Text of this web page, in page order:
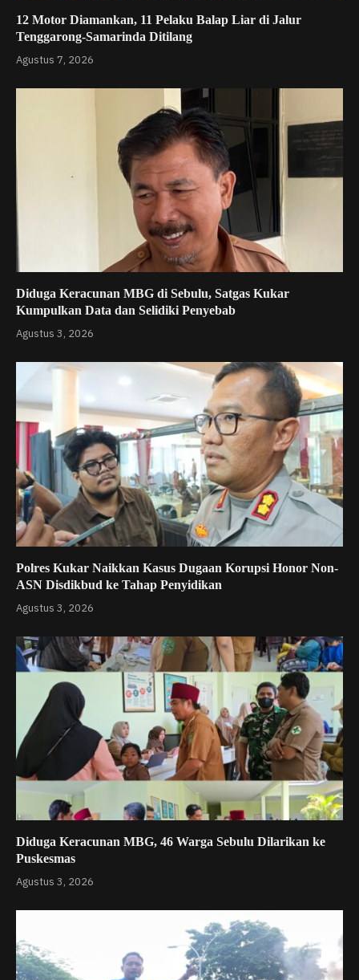
12 Motor Diamankan, 11 Pelaku Balap Liar di Jalur
Tenggarong-Samarinda Ditilang
Agustus 7, 2026
Diduga Keracunan MBG di Sebulu, Satgas Kukar
Kumpulkan Data dan Selidiki Penyebab
Agustus 3, 2026
Polres Kukar Naikkan Kasus Dugaan Korupsi Honor Non-
ASN Disdikbud ke Tahap Penyidikan
Agustus 3, 2026
Diduga Keracunan MBG, 46 Warga Sebulu Dilarikan ke
Puskesmas
Agustus 3, 2026